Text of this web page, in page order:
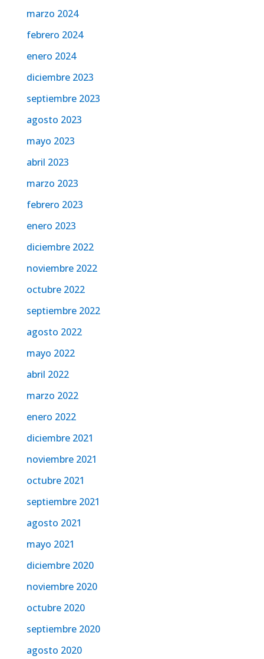
marzo 2024
febrero 2024
enero 2024
diciembre 2023
septiembre 2023
agosto 2023
mayo 2023
abril 2023
marzo 2023
febrero 2023
enero 2023
diciembre 2022
noviembre 2022
octubre 2022
septiembre 2022
agosto 2022
mayo 2022
abril 2022
marzo 2022
enero 2022
diciembre 2021
noviembre 2021
octubre 2021
septiembre 2021
agosto 2021
mayo 2021
diciembre 2020
noviembre 2020
octubre 2020
septiembre 2020
agosto 2020